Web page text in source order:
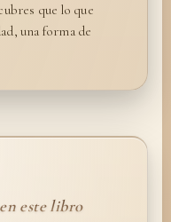
que lo que
una forma de
este libro